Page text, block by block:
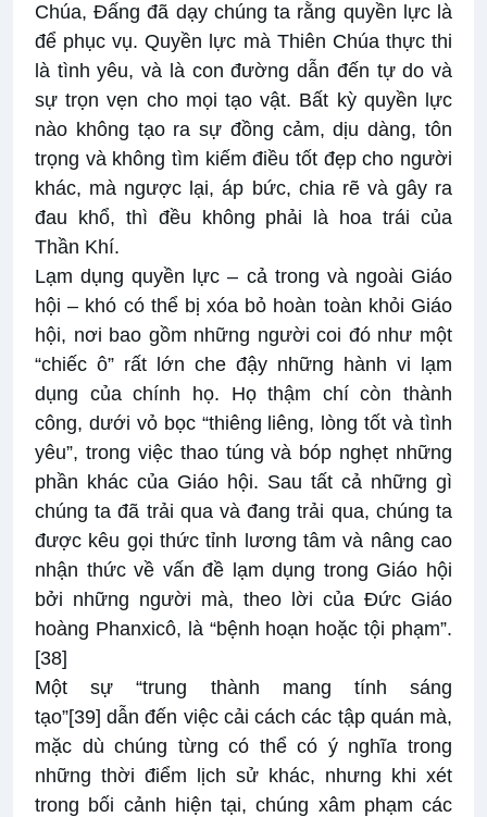
Chúa, Đấng đã dạy chúng ta rằng quyền lực là
để phục vụ. Quyền lực mà Thiên Chúa thực thi
là tình yêu, và là con đường dẫn đến tự do và
sự trọn vẹn cho mọi tạo vật. Bất kỳ quyền lực
nào không tạo ra sự đồng cảm, dịu dàng, tôn
trọng và không tìm kiếm điều tốt đẹp cho người
khác, mà ngược lại, áp bức, chia rẽ và gây ra
đau khổ, thì đều không phải là hoa trái của
Thần Khí.
Lạm dụng quyền lực – cả trong và ngoài Giáo
hội – khó có thể bị xóa bỏ hoàn toàn khỏi Giáo
hội, nơi bao gồm những người coi đó như một
“chiếc ô” rất lớn che đậy những hành vi lạm
dụng của chính họ. Họ thậm chí còn thành
công, dưới vỏ bọc “thiêng liêng, lòng tốt và tình
yêu”, trong việc thao túng và bóp nghẹt những
phần khác của Giáo hội. Sau tất cả những gì
chúng ta đã trải qua và đang trải qua, chúng ta
được kêu gọi thức tỉnh lương tâm và nâng cao
nhận thức về vấn đề lạm dụng trong Giáo hội
bởi những người mà, theo lời của Đức Giáo
hoàng Phanxicô, là “bệnh hoạn hoặc tội phạm”.
[38]
Một sự “trung thành mang tính sáng
tạo”[39] dẫn đến việc cải cách các tập quán mà,
mặc dù chúng từng có thể có ý nghĩa trong
những thời điểm lịch sử khác, nhưng khi xét
trong bối cảnh hiện tại, chúng xâm phạm các